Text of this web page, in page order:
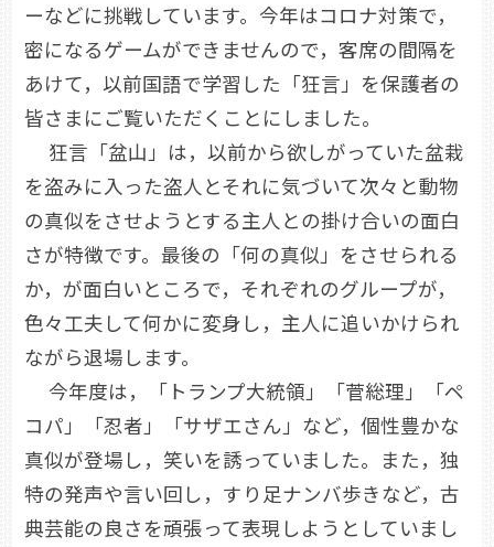
ーなどに挑戦しています。今年はコロナ対策で，
密になるゲームができませんので，客席の間隔を
あけて，以前国語で学習した「狂言」を保護者の
皆さまにご覧いただくことにしました。
狂言「盆山」は，以前から欲しがっていた盆栽
を盗みに入った盗人とそれに気づいて次々と動物
の真似をさせようとする主人との掛け合いの面白
さが特徴です。最後の「何の真似」をさせられる
か，が面白いところで，それぞれのグループが，
色々工夫して何かに変身し，主人に追いかけられ
ながら退場します。
今年度は，「トランプ大統領」「菅総理」「ペ
コパ」「忍者」「サザエさん」など，個性豊かな
真似が登場し，笑いを誘っていました。また，独
特の発声や言い回し，すり足ナンバ歩きなど，古
典芸能の良さを頑張って表現しようとしていまし